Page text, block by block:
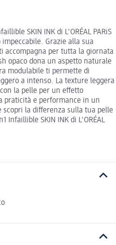
SKIN INK di L'ORÉAL PARiS
Grazie alla sua
per tutta la giornata
opaco dona un aspetto naturale
modulabile ti permette di
a intenso. La texture leggera
la pelle per un effetto
praticità e performance in un
scopri la differenza sulla tua pelle
Infaillible SKIN INK di L'ORÉAL